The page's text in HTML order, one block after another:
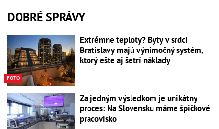
DOBRÉ SPRÁVY
FOTO
Extrémne teploty? Byty v srdci
Bratislavy majú výnimočný systém,
ktorý ešte aj šetrí náklady
Za jedným výsledkom je unikátny
proces: Na Slovensku máme špičkové
pracovisko